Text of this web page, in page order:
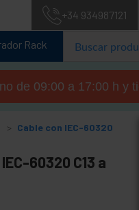
+34 934987121
Rack
de 09:00 a 17:00 h y
Cable con IEC-60320
60320 C13 a